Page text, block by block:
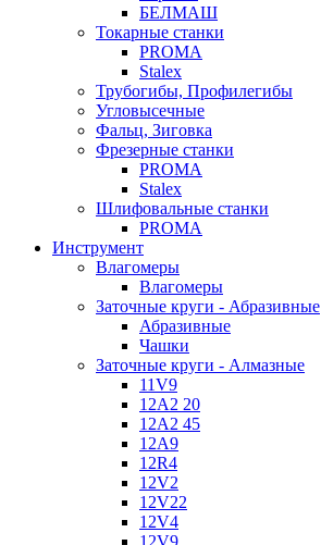
БЕЛМАШ
Токарные станки
PROMA
Stalex
Трубогибы, Профилегибы
Угловысечные
Фальц, Зиговка
Фрезерные станки
PROMA
Stalex
Шлифовальные станки
PROMA
Инструмент
Влагомеры
Влагомеры
Заточные круги - Абразивные
Абразивные
Чашки
Заточные круги - Алмазные
11V9
12A2 20
12A2 45
12A9
12R4
12V2
12V22
12V4